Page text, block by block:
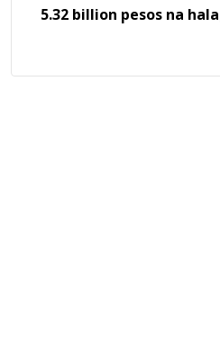
5.32 billion pesos na